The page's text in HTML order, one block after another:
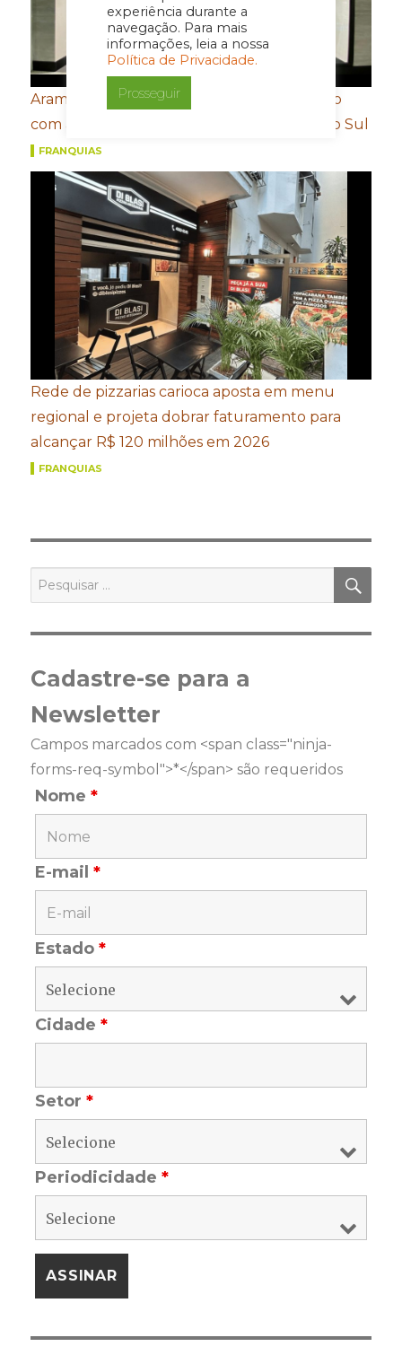
experiência durante a
navegação. Para mais
informações, leia a nossa
Política de Privacidade.
Prosseguir
Aramis expande presença no Rio de Janeiro
com abertura de nova loja no Shopping Rio Sul
FRANQUIAS
Rede de pizzarias carioca aposta em menu
regional e projeta dobrar faturamento para
alcançar R$ 120 milhões em 2026
FRANQUIAS
por:
Cadastre-se para a
Newsletter
Campos marcados com <span class="ninja-
forms-req-symbol">*</span> são requeridos
Nome*
E-mail*
Estado*
Cidade*
Setor*
Periodicidade*